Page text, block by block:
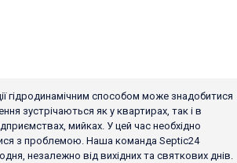
гідродинамічним способом може знадобитися
зустрічаються як у квартирах, так і в
мийках. У цей час необхідно
з проблемою. Наша команда Septic24
незалежно від вихідних та святкових днів.